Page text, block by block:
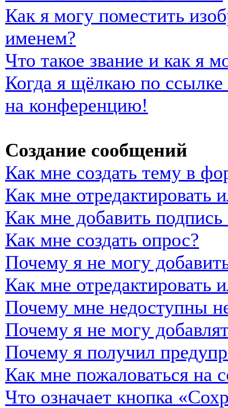
Как я могу поместить
именем?
Что такое звание и как я
Когда я щёлкаю по
на конференцию!
Создание сообщений
Как мне создать тему в
Как мне отредактировать
Как мне добавить
Как мне создать опрос?
Почему я не могу
Как мне отредактировать
Почему мне недоступны
Почему я не могу
Почему я получил
Как мне пожаловаться на
Что означает кнопка